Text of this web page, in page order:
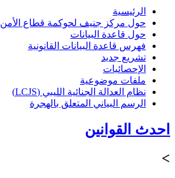
الرئيسية
حول مركز جنيف لحوكمة قطاع الأمن
حول قاعدة البيانات
فهرس قاعدة البيانات القانونية
تشريع جديد
الإحصائيات
ملفات موضوعية
نظام العدالة الجنائية الليبي (LCJS)
الرسم البياني المتعلق بالهجرة
احدث القوانين
>